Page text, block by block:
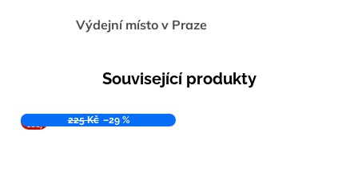
Výdejní místo v Praze
Související produkty
ODEJ
225 Kč –29 %